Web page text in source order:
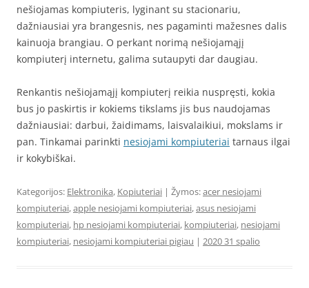
nešiojamas kompiuteris, lyginant su stacionariu,
dažniausiai yra brangesnis, nes pagaminti mažesnes dalis
kainuoja brangiau. O perkant norimą nešiojamąjį
kompiuterį internetu, galima sutaupyti dar daugiau.
Renkantis nešiojamąjį kompiuterį reikia nuspręsti, kokia
bus jo paskirtis ir kokiems tikslams jis bus naudojamas
dažniausiai: darbui, žaidimams, laisvalaikiui, mokslams ir
pan. Tinkamai parinkti nesiojami kompiuteriai tarnaus ilgai
ir kokybiškai.
Kategorijos: Elektronika, Kopiuteriai | Žymos:acer nesiojami
kompiuteriai,apple nesiojami kompiuteriai,asus nesiojami
kompiuteriai, hp nesiojami kompiuteriai, kompiuteriai, nesiojami
kompiuteriai, nesiojami kompiuteriai pigiau | 2020 31 spalio